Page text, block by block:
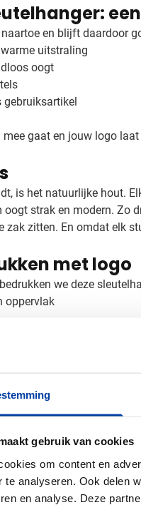
gebruik van cookies
om content en
te analyseren. Ook delen
en analyse. Deze
en blijft daardoor
uitstraling
oogt
gebruiksartikel
gaat en jouw logo
is het natuurlijke hout.
strak en modern. Zo
zak zitten. En omdat elk
met logo
we deze
oppervlak
hout laat zien
hout mooi tot zijn
van je
staat? Vraag
graag met je mee.